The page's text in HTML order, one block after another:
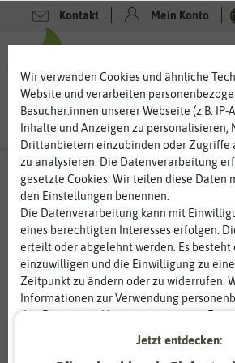
Kontakt Mein Konto
-50%
Wir verwenden Cookies und ähnliche
Website und verarbeiten
Besucher:innen unserer Webseite (z.B. IP-
Inhalte und Anzeigen zu personalisieren,
Drittanbietern einzubinden oder Zugriffe
zu analysieren. Die Datenverarbeitung
gesetzte Cookies. Wir teilen diese Daten
den Einstellungen benennen.
Die Datenverarbeitung kann mit
eines berechtigten Interesses erfolgen.
erteilt oder abgelehnt werden. Es besteht
einzuwilligen und die Einwilligung zu
Zeitpunkt zu ändern oder zu widerrufen.
Informationen zur Verwendung
den Diensten erklären wir in unserer
Jetzt entdecken: